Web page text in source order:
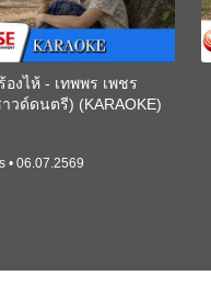
องไห้ - เทพพร เพชร
วด์ดนตรี) (KARAOKE)
• 06.07.2569